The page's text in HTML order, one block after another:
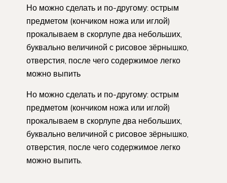
Но можно сделать и по-другому: острым
предметом (кончиком ножа или иглой)
прокалываем в скорлупе два небольших,
буквально величиной с рисовое зёрнышко,
отверстия, после чего содержимое легко
можно выпить
Но можно сделать и по-другому: острым
предметом (кончиком ножа или иглой)
прокалываем в скорлупе два небольших,
буквально величиной с рисовое зёрнышко,
отверстия, после чего содержимое легко
можно выпить.